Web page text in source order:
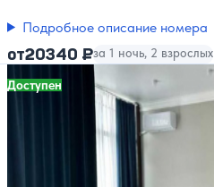
Подробное описание номера
от20340 ₽за 1 ночь, 2 взрослых
Доступен